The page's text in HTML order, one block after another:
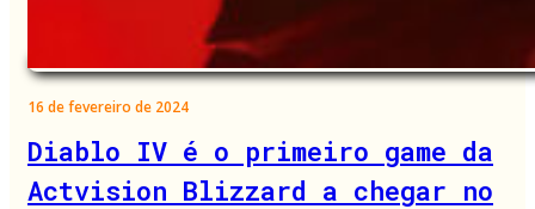
16 de fevereiro de 2024
Diablo IV é o primeiro game da
Actvision Blizzard a chegar no